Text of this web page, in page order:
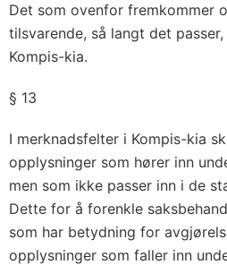
Det som ovenfor fremkommer
tilsvarende, så langt det
Kompis-kia.
§ 13
I merknadsfelter i Kompis-kia
opplysninger som hører inn
men som ikke passer inn i de
Dette for å forenkle
som har betydning for
opplysninger som faller inn